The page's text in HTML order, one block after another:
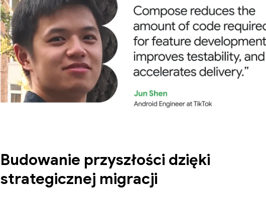
Budowanie przyszłości dzięki
strategicznej migracji